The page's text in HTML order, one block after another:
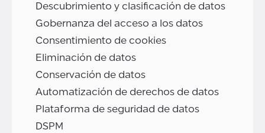
Descubrimiento y clasificación de datos
Gobernanza del acceso a los datos
Consentimiento de cookies
Eliminación de datos
Conservación de datos
Automatización de derechos de datos
Plataforma de seguridad de datos
DSPM